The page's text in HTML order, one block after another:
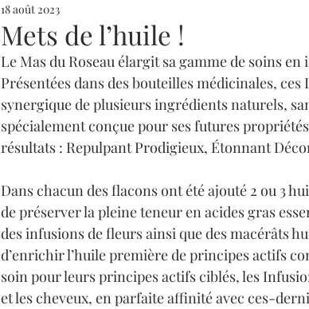
Mets de l’huile !
18 août 2023
Le Mas du Roseau élargit sa gamme de soins
Présentées dans des bouteilles médicinales,
synergique de plusieurs ingrédients naturels,
spécialement conçue pour ses futures
résultats : Repulpant Prodigieux, Étonnant
Dans chacun des flacons ont été ajouté 2 ou 3
de préserver la pleine teneur en acides gras
des infusions de fleurs ainsi que des macérâts
d’enrichir l’huile première de principes actifs
soin pour leurs principes actifs ciblés, les
et les cheveux, en parfaite affinité avec ces-